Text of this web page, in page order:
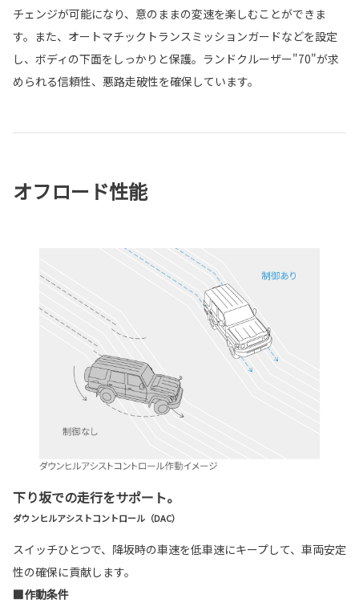
チェンジが可能になり、意のままの変速を楽しむことができま
す。また、オートマチックトランスミッションガードなどを設定
し、ボディの下面をしっかりと保護。ランドクルーザー"70"が求
められる信頼性、悪路走破性を確保しています。
オフロード性能
下り坂での走行をサポート。
ダウンヒルアシストコントロール（DAC）
スイッチひとつで、降坂時の車速を低車速にキープして、車両安定
性の確保に貢献します。
■作動条件